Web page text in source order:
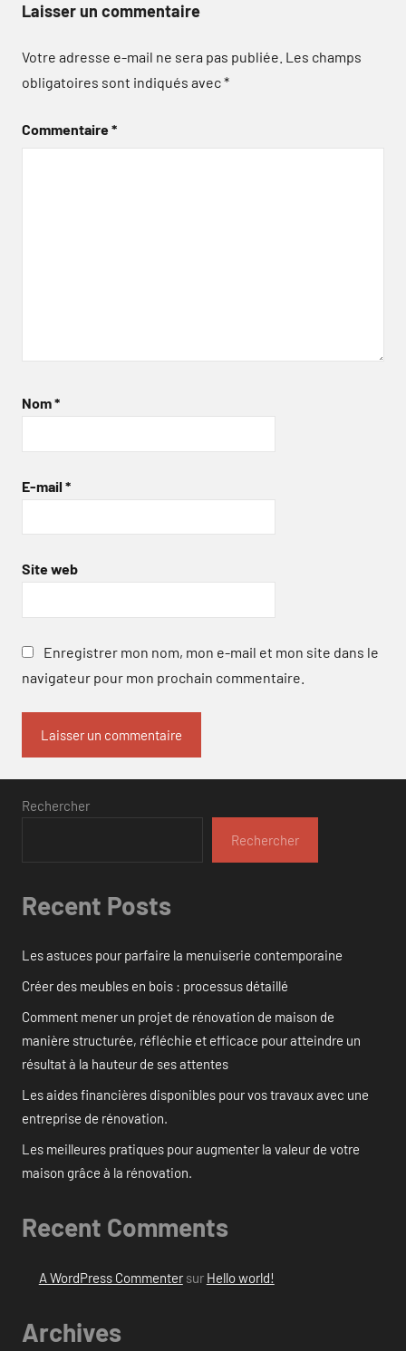
Laisser un commentaire
Votre adresse e-mail ne sera pas publiée. Les champs
obligatoires sont indiqués avec*
Commentaire*
Nom*
E-mail *
Site web
Enregistrer mon nom, mon e-mail et mon site dans le
navigateur pour mon prochain commentaire.
Rechercher
Rechercher
Recent Posts
Les astuces pour parfaire la menuiserie contemporaine
Créer des meubles en bois : processus détaillé
Comment mener un projet de rénovation de maison de
manière structurée, réfléchie et efficace pour atteindre un
résultat à la hauteur de ses attentes
Les aides financières disponibles pour vos travaux avec une
entreprise de rénovation.
Les meilleures pratiques pour augmenter la valeur de votre
maison grâce à la rénovation.
Recent Comments
A WordPress Commentersur Hello world!
Archives